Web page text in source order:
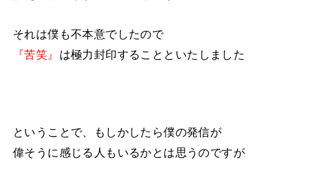
それは僕も不本意でしたので
『苦笑』 は極力封印することといたしました
ということで、もしかしたら僕の発信が
偉そうに感じる人もいるかとは思うのですが